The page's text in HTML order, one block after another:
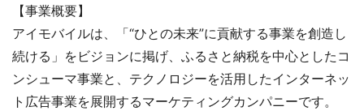
【事業概要】
アイモバイルは、「“ひとの未来”に貢献する事業を創造し
続ける」をビジョンに掲げ、ふるさと納税を中心としたコ
ンシューマ事業と、テクノロジーを活用したインターネッ
ト広告事業を展開するマーケティングカンパニーです。